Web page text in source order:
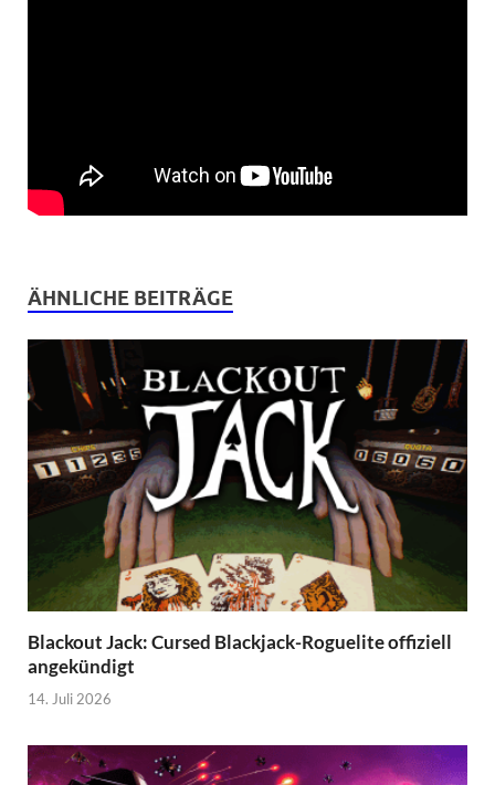
ÄHNLICHE BEITRÄGE
Blackout Jack: Cursed Blackjack-Roguelite offiziell
angekündigt
14. Juli 2026